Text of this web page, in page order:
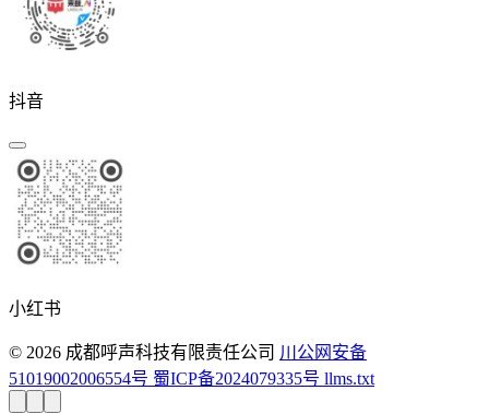
抖音
小红书
© 2026 成都呼声科技有限责任公司 川公网安备
51019002006554号 蜀ICP备2024079335号 llms.txt